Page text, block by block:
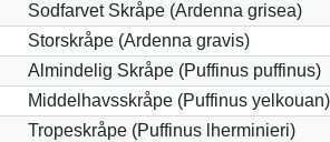
Sodfarvet Skråpe (Ardenna grisea)
Storskråpe (Ardenna gravis)
Almindelig Skråpe (Puffinus puffinus)
Middelhavsskråpe (Puffinus yelkouan)
Tropeskråpe (Puffinus lherminieri)